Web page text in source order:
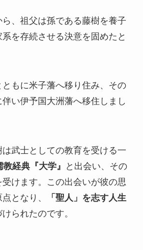
、祖父は孫である藤樹を養子
を存続させる決意を固めたと
もに米子藩へ移り住み、その
い伊予国大洲藩へ移住しまし
武士としての教育を受ける一
経典『大学』
と出会い、その
けます。この出会いが彼の思
となり、
「聖人」を志す人生
られたのです。